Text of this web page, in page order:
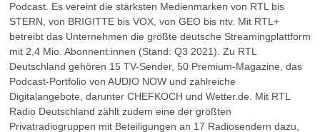
Podcast. Es vereint die stärksten Medienmarken von RTL bis
STERN, von BRIGITTE bis VOX, von GEO bis ntv. Mit RTL+
betreibt das Unternehmen die größte deutsche Streamingplattform
mit 2,4 Mio. Abonnent:innen (Stand: Q3 2021). Zu RTL
Deutschland gehören 15 TV-Sender, 50 Premium-Magazine, das
Podcast-Portfolio von AUDIO NOW und zahlreiche
Digitalangebote, darunter CHEFKOCH und Wetter.de. Mit RTL
Radio Deutschland zählt zudem eine der größten
Privatradiogruppen mit Beteiligungen an 17 Radiosendern dazu,